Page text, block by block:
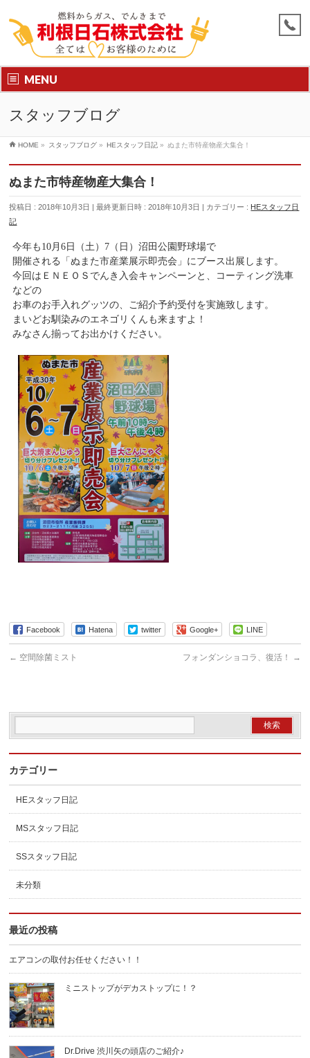
MENU
スタッフブログ
HOME » スタッフブログ » HEスタッフ日記 » ぬまた市特産物産大集合！
ぬまた市特産物産大集合！
投稿日 : 2018年10月3日 最終更新日時 : 2018年10月3日 カテゴリー : HEスタッフ日
記
今年も10月6日（土）7（日）沼田公園野球場で
開催される「ぬまた市産業展示即売会」にブース出展します。
今回はＥＮＥＯＳでんき入会キャンペーンと、コーティング洗車
などの
お車のお手入れグッツの、ご紹介予約受付を実施致します。
まいどお馴染みのエネゴリくんも来ますよ！
みなさん揃ってお出かけください。
Facebook Hatena twitter Google+ LINE
← 空間除菌ミスト フォンダンショコラ、復活！ →
カテゴリー
HEスタッフ日記
MSスタッフ日記
SSスタッフ日記
未分類
最近の投稿
エアコンの取付お任せください！！
ミニストップがデカストップに！？
Dr.Drive 渋川矢の頭店のご紹介♪